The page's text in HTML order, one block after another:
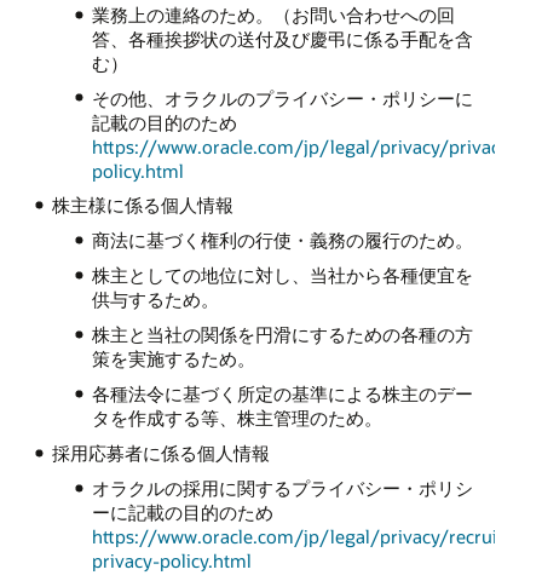
業務上の連絡のため。（お問い合わせへの回
答、各種挨拶状の送付及び慶弔に係る手配を含
む）
その他、オラクルのプライバシー・ポリシーに
記載の目的のため
https://www.oracle.com/jp/legal/privacy/privacy-
policy.html
株主様に係る個人情報
商法に基づく権利の行使・義務の履行のため。
株主としての地位に対し、当社から各種便宜を
供与するため。
株主と当社の関係を円滑にするための各種の方
策を実施するため。
各種法令に基づく所定の基準による株主のデー
タを作成する等、株主管理のため。
採用応募者に係る個人情報
オラクルの採用に関するプライバシー・ポリシ
ーに記載の目的のため
https://www.oracle.com/jp/legal/privacy/recruiting-
privacy-policy.html